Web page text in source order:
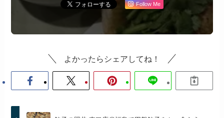
Follow Me
よかったらシェアしてね！